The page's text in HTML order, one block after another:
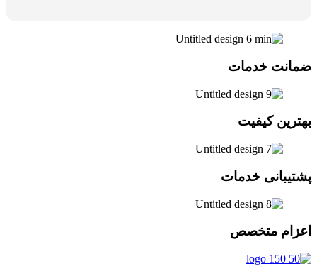
ضمانت خدمات
بهترین کیفیت
پشتیبانی خدمات
اعزام متخصص